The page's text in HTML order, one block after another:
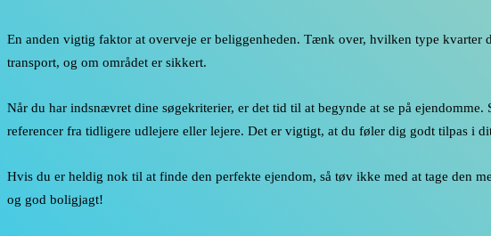
En anden vigtig faktor at overveje er beliggenheden. Tænk over, hvilken type
transport, og om området er sikkert.
Når du har indsnævret dine søgekriterier, er det tid til at begynde at se på
referencer fra tidligere udlejere eller lejere. Det er vigtigt, at du føler dig godt tilpas
Hvis du er heldig nok til at finde den perfekte ejendom, så tøv ikke med at tage den
og god boligjagt!